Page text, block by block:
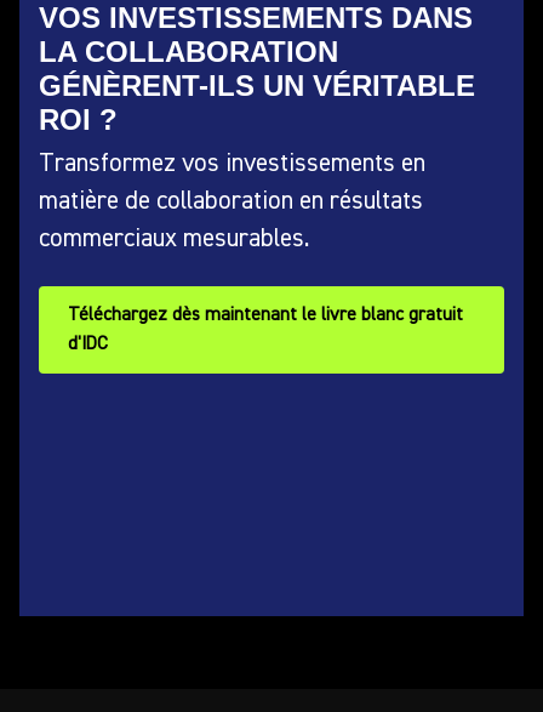
VOS INVESTISSEMENTS DANS
LA COLLABORATION
GÉNÈRENT-ILS UN VÉRITABLE
ROI ?
Transformez vos investissements en
matière de collaboration en résultats
commerciaux mesurables.
Téléchargez dès maintenant le livre blanc gratuit
d'IDC